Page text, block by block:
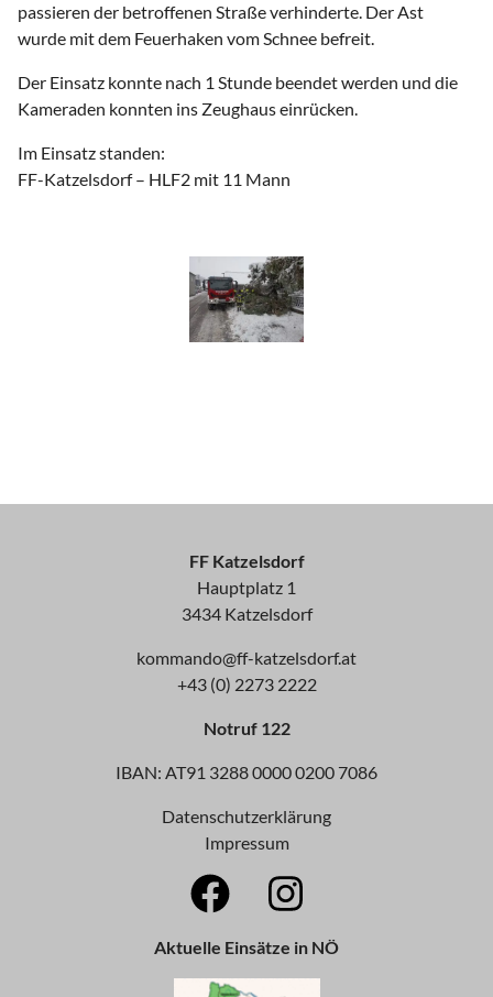
passieren der betroffenen Straße verhinderte. Der Ast
wurde mit dem Feuerhaken vom Schnee befreit.
Der Einsatz konnte nach 1 Stunde beendet werden und die
Kameraden konnten ins Zeughaus einrücken.
Im Einsatz standen:
FF-Katzelsdorf – HLF2 mit 11 Mann
FF Katzelsdorf
Hauptplatz 1
3434 Katzelsdorf
kommando@ff-katzelsdorf.at
+43 (0) 2273 2222
Notruf 122
IBAN: AT91 3288 0000 0200 7086
Datenschutzerklärung
Impressum
Aktuelle Einsätze in NÖ